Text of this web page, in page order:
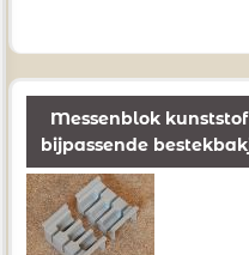
Messenblok
bijpassende